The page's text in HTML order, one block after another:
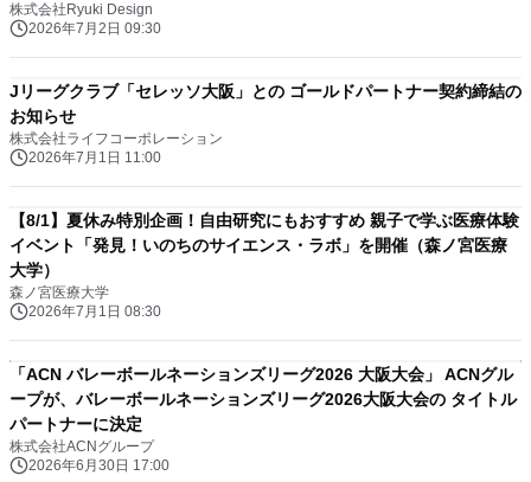
株式会社Ryuki Design
2026年7月2日 09:30
Jリーグクラブ「セレッソ大阪」との ゴールドパートナー契約締結の
お知らせ
株式会社ライフコーポレーション
2026年7月1日 11:00
【8/1】夏休み特別企画！自由研究にもおすすめ 親子で学ぶ医療体験
イベント「発見！いのちのサイエンス・ラボ」を開催（森ノ宮医療
大学）
森ノ宮医療大学
2026年7月1日 08:30
「ACN バレーボールネーションズリーグ2026 大阪大会」 ACNグル
ープが、バレーボールネーションズリーグ2026大阪大会の タイトル
パートナーに決定
株式会社ACNグループ
2026年6月30日 17:00